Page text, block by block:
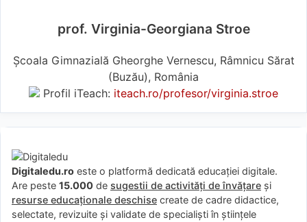
prof. Virginia-Georgiana Stroe
Școala Gimnazială Gheorghe Vernescu, Râmnicu Sărat
(Buzău), România
Profil iTeach: iteach.ro/profesor/virginia.stroe
Digitaledu.ro este o platformă dedicată educației digitale.
Are peste 15.000 de sugestii de activități de învățare și
resurse educaționale deschise create de cadre didactice,
selectate, revizuite și validate de specialiști în științele